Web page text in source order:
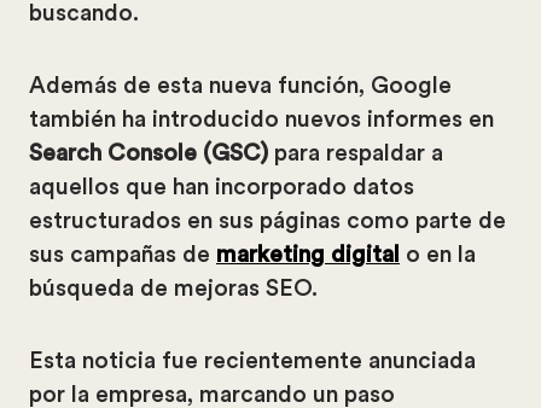
buscando.
Además de esta nueva función, Google
también ha introducido nuevos informes en
Search Console (GSC) para respaldar a
aquellos que han incorporado datos
estructurados en sus páginas como parte de
sus campañas de marketing digital o en la
búsqueda de mejoras SEO.
Esta noticia fue recientemente anunciada
por la empresa, marcando un paso